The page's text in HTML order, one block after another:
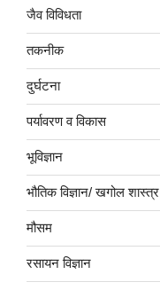
जैव विविधता
तकनीक
दुर्घटना
पर्यावरण व विकास
भूविज्ञान
भौतिक विज्ञान/ खगोल शास्त्र
मौसम
रसायन विज्ञान